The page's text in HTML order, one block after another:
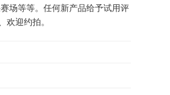
场等等。任何新产品给予试用评
欢迎约拍。